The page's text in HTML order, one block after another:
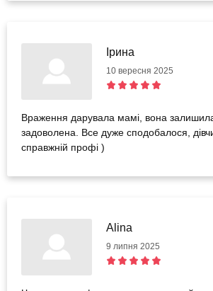
Ірина
10 вересня 2025
Враження дарувала мамі, вона
задоволена. Все дуже сподобалося,
справжній профі )
Alina
9 липня 2025